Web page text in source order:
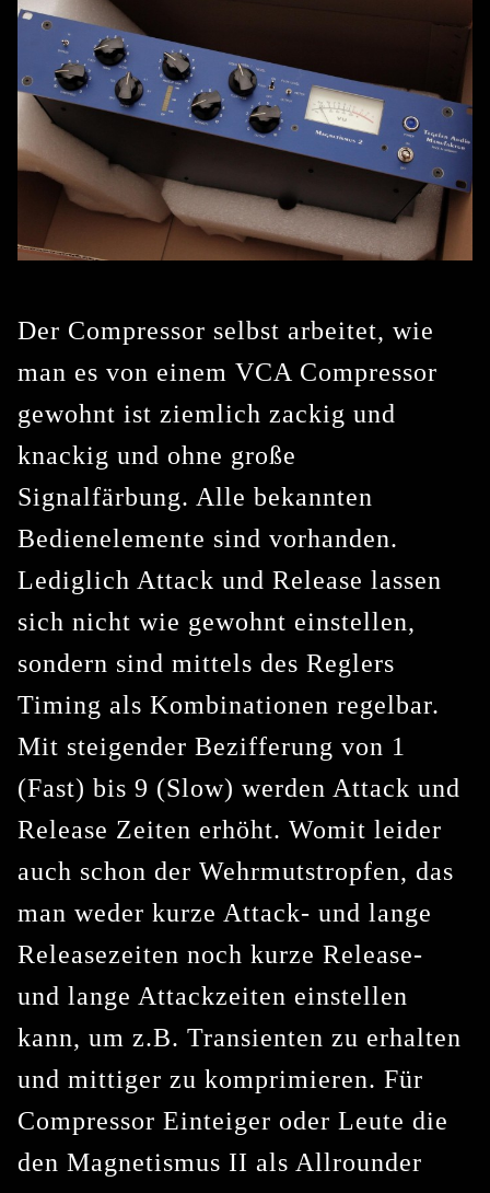
Der Compressor selbst arbeitet, wie
man es von einem VCA Compressor
gewohnt ist ziemlich zackig und
knackig und ohne große
Signalfärbung. Alle bekannten
Bedienelemente sind vorhanden.
Lediglich Attack und Release lassen
sich nicht wie gewohnt einstellen,
sondern sind mittels des Reglers
Timing als Kombinationen regelbar.
Mit steigender Bezifferung von 1
(Fast) bis 9 (Slow) werden Attack und
Release Zeiten erhöht. Womit leider
auch schon der Wehrmutstropfen, das
man weder kurze Attack- und lange
Releasezeiten noch kurze Release-
und lange Attackzeiten einstellen
kann, um z.B. Transienten zu erhalten
und mittiger zu komprimieren. Für
Compressor Einteiger oder Leute die
den Magnetismus II als Allrounder